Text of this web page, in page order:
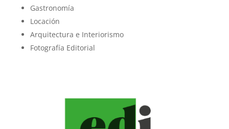
Gastronomía
Locación
Arquitectura e Interiorismo
Fotografía Editorial